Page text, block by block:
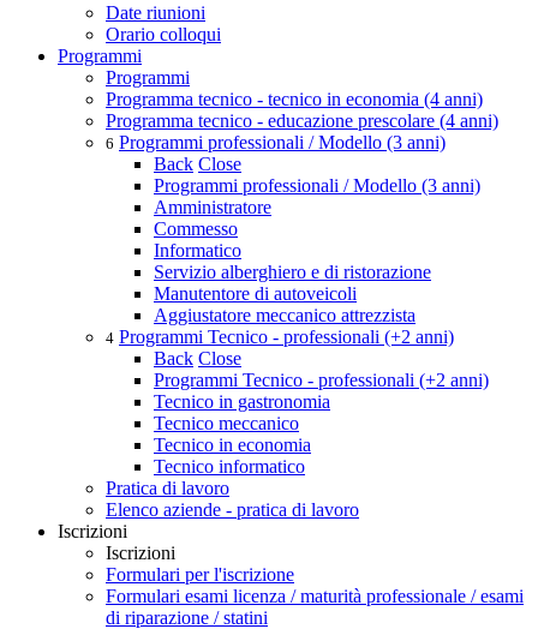
Date riunioni
Orario colloqui
Programmi
Programmi
Programma tecnico - tecnico in economia (4 anni)
Programma tecnico - educazione prescolare (4 anni)
6 Programmi professionali / Modello (3 anni)
Back Close
Programmi professionali / Modello (3 anni)
Amministratore
Commesso
Informatico
Servizio alberghiero e di ristorazione
Manutentore di autoveicoli
Aggiustatore meccanico attrezzista
4 Programmi Tecnico - professionali (+2 anni)
Back Close
Programmi Tecnico - professionali (+2 anni)
Tecnico in gastronomia
Tecnico meccanico
Tecnico in economia
Tecnico informatico
Pratica di lavoro
Elenco aziende - pratica di lavoro
Iscrizioni
Iscrizioni
Formulari per l'iscrizione
Formulari esami licenza / maturità professionale / esami
di riparazione / statini